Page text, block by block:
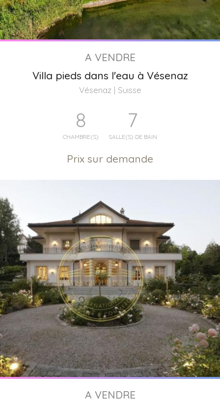
A VENDRE
Villa pieds dans l'eau à Vésenaz
Vésenaz | Suisse
8
CHAMBRE(S)
7
SALLE(S) DE BAIN
Prix sur demande
A VENDRE